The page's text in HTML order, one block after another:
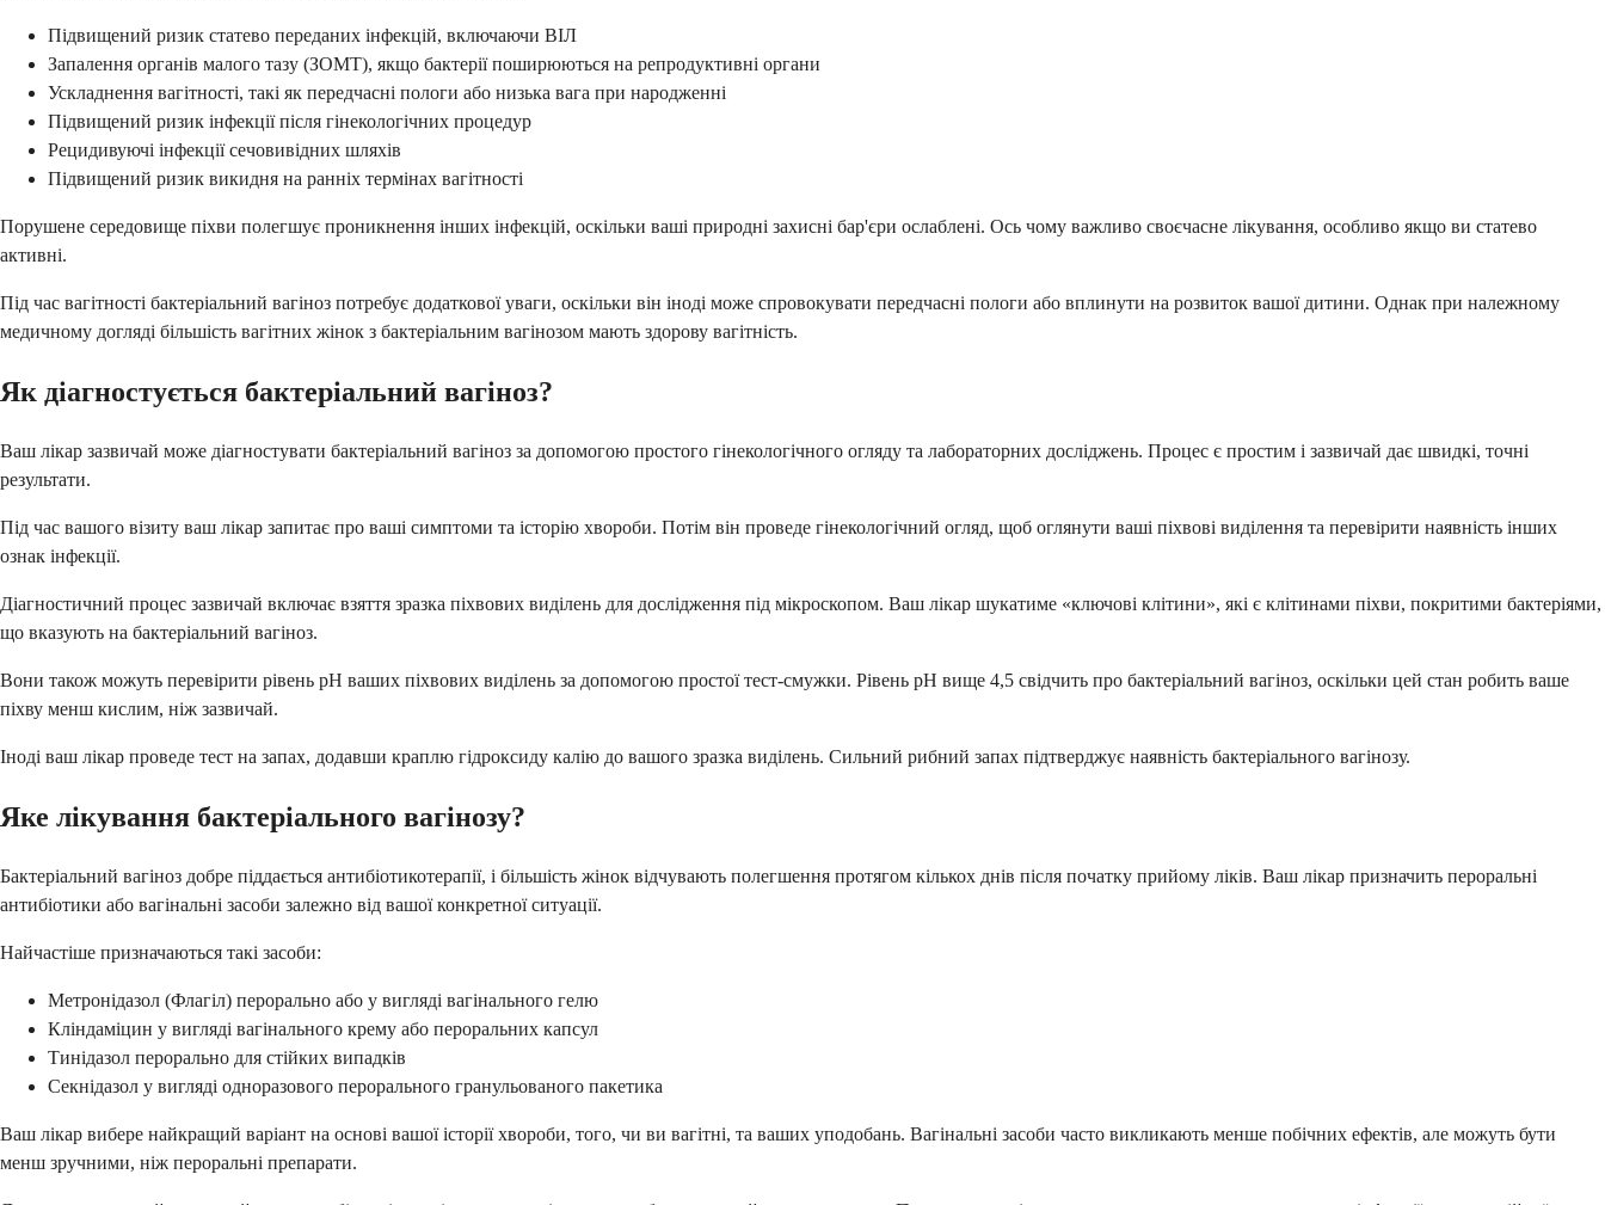
Підвищений ризик статево переданих інфекцій, включаючи ВІЛ
Запалення органів малого тазу (ЗОМТ), якщо бактерії поширюються на репродуктивні органи
Ускладнення вагітності, такі як передчасні пологи або низька вага при народженні
Підвищений ризик інфекції після гінекологічних процедур
Рецидивуючі інфекції сечовивідних шляхів
Підвищений ризик викидня на ранніх термінах вагітності
Порушене середовище піхви полегшує проникнення інших інфекцій, оскільки ваші природні захисні бар'єри ослаблені. Ось чому важливо своєчасне лікування, особливо якщо ви статево
активні.
Під час вагітності бактеріальний вагіноз потребує додаткової уваги, оскільки він іноді може спровокувати передчасні пологи або вплинути на розвиток вашої дитини. Однак при належному
медичному догляді більшість вагітних жінок з бактеріальним вагінозом мають здорову вагітність.
Як діагностується бактеріальний вагіноз?
Ваш лікар зазвичай може діагностувати бактеріальний вагіноз за допомогою простого гінекологічного огляду та лабораторних досліджень. Процес є простим і зазвичай дає швидкі, точні
результати.
Під час вашого візиту ваш лікар запитає про ваші симптоми та історію хвороби. Потім він проведе гінекологічний огляд, щоб оглянути ваші піхвові виділення та перевірити наявність інших
ознак інфекції.
Діагностичний процес зазвичай включає взяття зразка піхвових виділень для дослідження під мікроскопом. Ваш лікар шукатиме «ключові клітини», які є клітинами піхви, покритими бактеріями,
що вказують на бактеріальний вагіноз.
Вони також можуть перевірити рівень рН ваших піхвових виділень за допомогою простої тест-смужки. Рівень рН вище 4,5 свідчить про бактеріальний вагіноз, оскільки цей стан робить ваше
піхву менш кислим, ніж зазвичай.
Іноді ваш лікар проведе тест на запах, додавши краплю гідроксиду калію до вашого зразка виділень. Сильний рибний запах підтверджує наявність бактеріального вагінозу.
Яке лікування бактеріального вагінозу?
Бактеріальний вагіноз добре піддається антибіотикотерапії, і більшість жінок відчувають полегшення протягом кількох днів після початку прийому ліків. Ваш лікар призначить пероральні
антибіотики або вагінальні засоби залежно від вашої конкретної ситуації.
Найчастіше призначаються такі засоби:
Метронідазол (Флагіл) перорально або у вигляді вагінального гелю
Кліндамiцин у вигляді вагінального крему або пероральних капсул
Тинідазол перорально для стійких випадків
Секнідазол у вигляді одноразового перорального гранульованого пакетика
Ваш лікар вибере найкращий варіант на основі вашої історії хвороби, того, чи ви вагітні, та ваших уподобань. Вагінальні засоби часто викликають менше побічних ефектів, але можуть бути
менш зручними, ніж пероральні препарати.